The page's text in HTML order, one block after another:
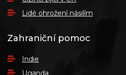
Lidé ohrožení násilím
Zahraniční pomoc
Indie
Uganda